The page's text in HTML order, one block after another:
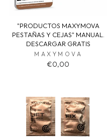
"PRODUCTOS MAXYMOVA
PESTAÑAS Y CEJAS" MANUAL.
DESCARGAR GRATIS
MAXYMOVA
€0,00